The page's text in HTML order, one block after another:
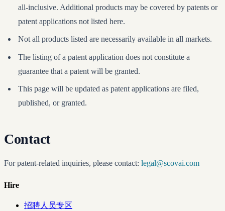
all-inclusive. Additional products may be covered by patents or
patent applications not listed here.
Not all products listed are necessarily available in all markets.
The listing of a patent application does not constitute a
guarantee that a patent will be granted.
This page will be updated as patent applications are filed,
published, or granted.
Contact
For patent-related inquiries, please contact: legal@scovai.com
Hire
招聘人员专区